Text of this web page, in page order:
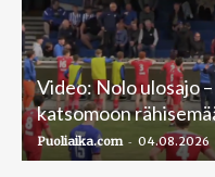
Video: Nolo ulosajo
katsomoon
Puoliaika.com - 04.08.2026